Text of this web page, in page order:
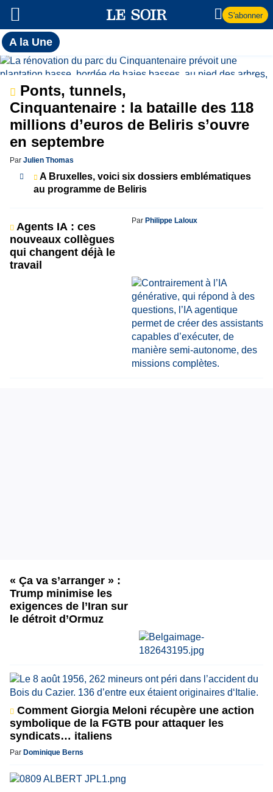
S'abonner
A la UneToutes
l'actualité
du Soir
A
la
Une
Ponts, tunnels,
Cinquantenaire : la bataille des 118
millions d’euros de Beliris s’ouvre
en septembre
Par Julien Thomas
A Bruxelles, voici six dossiers emblématiques
au programme de Beliris
Agents IA : ces
nouveaux collègues
qui changent déjà le
travail
Par Philippe Laloux
« Ça va s’arranger » :
Trump minimise les
exigences de l’Iran sur
le détroit d’Ormuz
Comment Giorgia Meloni récupère une action
symbolique de la FGTB pour attaquer les
syndicats… italiens
Par Dominique Berns